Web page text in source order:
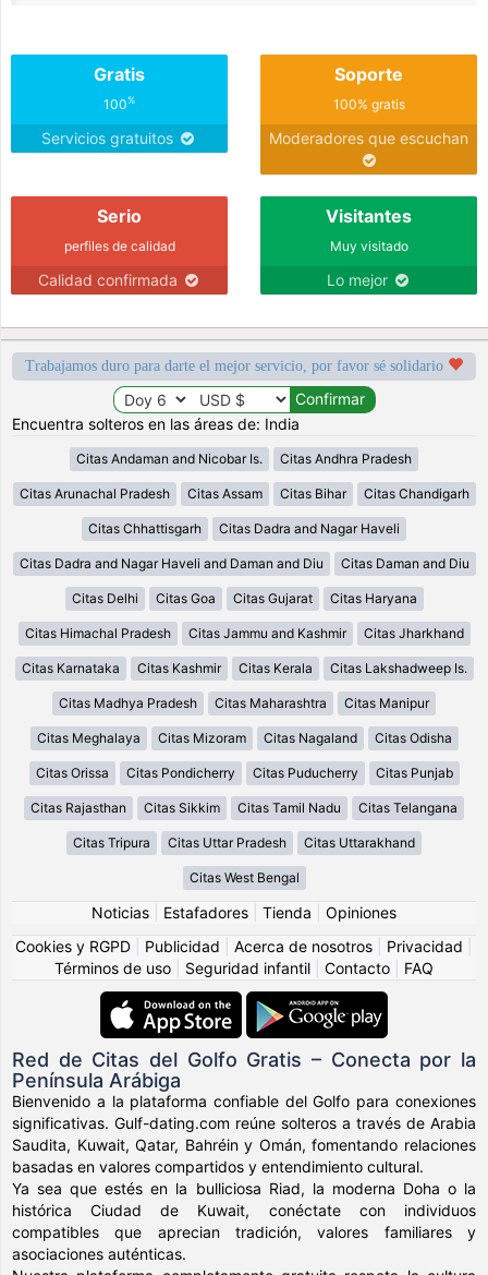
Gratis
100%
Servicios gratuitos
Soporte
100% gratis
Moderadores que escuchan
Serio
perfiles de calidad
Calidad confirmada
Visitantes
Muy visitado
Lo mejor
Trabajamos duro para darte el mejor servicio, por favor sé solidario
Encuentra solteros en las áreas de: India
Citas Andaman and Nicobar Is. Citas Andhra Pradesh
Citas Arunachal Pradesh Citas Assam Citas Bihar Citas Chandigarh
Citas Chhattisgarh Citas Dadra and Nagar Haveli
Citas Dadra and Nagar Haveli and Daman and Diu Citas Daman and Diu
Citas Delhi Citas Goa Citas Gujarat Citas Haryana
Citas Himachal Pradesh Citas Jammu and Kashmir Citas Jharkhand
Citas Karnataka Citas Kashmir Citas Kerala Citas Lakshadweep Is.
Citas Madhya Pradesh Citas Maharashtra Citas Manipur
Citas Meghalaya Citas Mizoram Citas Nagaland Citas Odisha
Citas Orissa Citas Pondicherry Citas Puducherry Citas Punjab
Citas Rajasthan Citas Sikkim Citas Tamil Nadu Citas Telangana
Citas Tripura Citas Uttar Pradesh Citas Uttarakhand
Citas West Bengal
Noticias Estafadores Tienda
Opiniones
Cookies y RGPD
Publicidad Acerca de nosotros Privacidad
Términos de uso
Seguridad infantil Contacto FAQ
Red de Citas del Golfo Gratis – Conecta por la
Península Arábiga
Bienvenido a la plataforma confiable del Golfo para conexiones
significativas. Gulf-dating.com reúne solteros a través de Arabia
Saudita, Kuwait, Qatar, Bahréin y Omán, fomentando relaciones
basadas en valores compartidos y entendimiento cultural.
Ya sea que estés en la bulliciosa Riad, la moderna Doha o la
histórica Ciudad de Kuwait, conéctate con individuos
compatibles que aprecian tradición, valores familiares y
asociaciones auténticas.